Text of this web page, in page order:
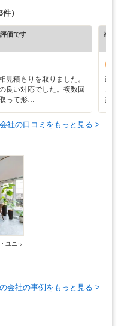
件）
価です
見積もりを取りました。
良い対応でした。複数回
って形…
※ホ
新
家
社の口コミをもっと見る >
ユニッ
会社の事例をもっと見る >